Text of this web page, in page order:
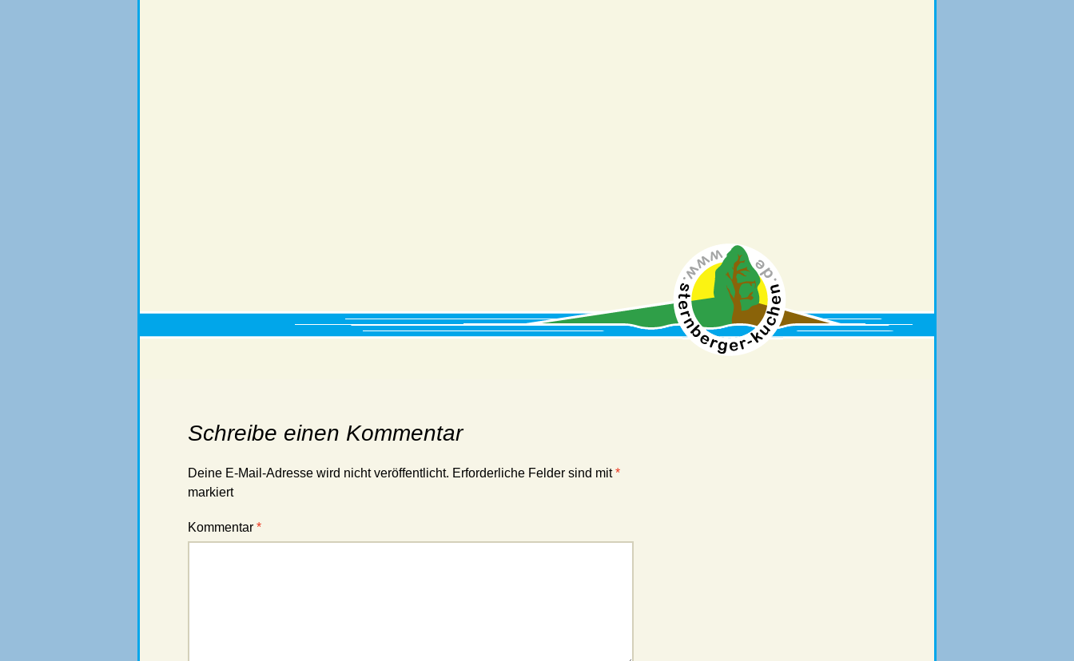
Schreibe einen Kommentar
Deine E-Mail-Adresse wird nicht veröffentlicht. Erforderliche Felder sind mit*
markiert
Kommentar *